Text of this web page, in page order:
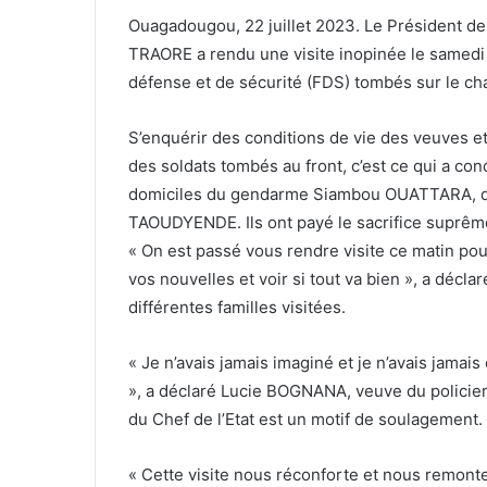
Ouagadougou, 22 juillet 2023. Le Président
TRAORE a rendu une visite inopinée le
défense et de sécurité (FDS) tombés sur le
S’enquérir des conditions de vie des veuves
des soldats tombés au front, c’est ce qui a
domiciles du gendarme Siambou
TAOUDYENDE. Ils ont payé le sacrifice
« On est passé vous rendre visite ce matin
vos nouvelles et voir si tout va bien », a
différentes familles visitées.
« Je n’avais jamais imaginé et je n’avais
», a déclaré Lucie BOGNANA, veuve du
du Chef de l’Etat est un motif de soulagement.
« Cette visite nous réconforte et nous